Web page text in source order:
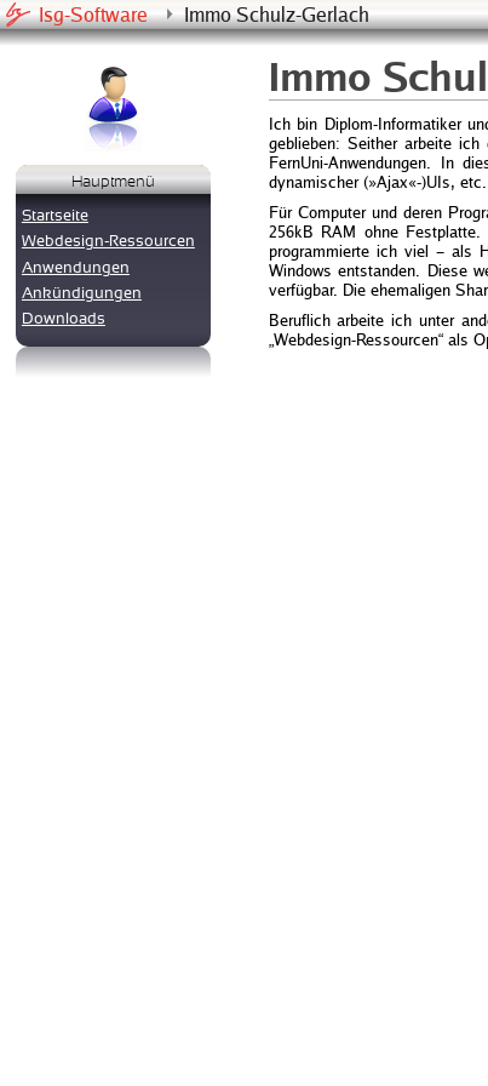
Isg-Software Immo Schulz-Gerlach
Hauptmenü
Startseite
Webdesign-Ressourcen
Anwendungen
Ankündigungen
Downloads
Immo
Ich bin Diplom-Informatiker
geblieben: Seither arbeite
FernUni-Anwendungen. In
dynamischer (»Ajax«-)UIs, etc.
Für Computer und deren
256kB RAM ohne
programmierte ich viel – als
Windows entstanden. Diese
verfügbar. Die ehemaligen
Beruflich arbeite ich unter
„Webdesign-Ressourcen“ als